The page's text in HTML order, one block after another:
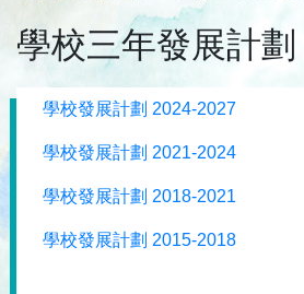
學校三年發展計劃
學校發展計劃 2024-2027
學校發展計劃 2021-2024
學校發展計劃 2018-2021
學校發展計劃 2015-2018